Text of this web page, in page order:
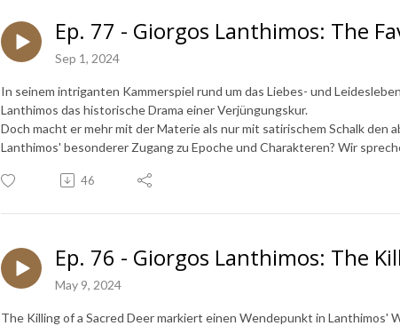
Ep. 77 - Giorgos Lanthimos: The
Sep 1, 2024
In seinem intriganten Kammerspiel rund um das Liebes- und
Lanthimos das historische Drama einer Verjüngungskur.
Doch macht er mehr mit der Materie als nur mit satirischem Schalk den
Lanthimos' besonderer Zugang zu Epoche und Charakteren? Wir
46
Ep. 76 - Giorgos Lanthimos: The
May 9, 2024
The Killing of a Sacred Deer markiert einen Wendepunkt in Lanthimos'